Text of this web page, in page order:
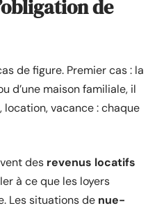
de
de figure. Premier cas : la
d’une maison familiale, il
vacance : chaque
des revenus locatifs
à ce que les loyers
Les situations de nue-